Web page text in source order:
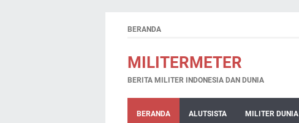
BERANDA
MILITERMETER
BERITA MILITER INDONESIA DAN DUNIA
BERANDA ALUTSISTA MILITER DUNIA